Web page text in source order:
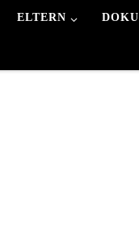
ELTERN